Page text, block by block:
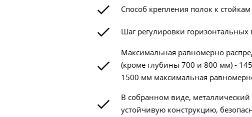
Способ крепления полок к
Шаг регулировки горизонтальных
Максимальная равномерно
(кроме глубины 700 и 800 мм) -
1500 мм максимальная
В собранном виде,
устойчивую конструкцию,